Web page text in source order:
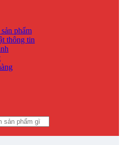
phẩm
thông tin